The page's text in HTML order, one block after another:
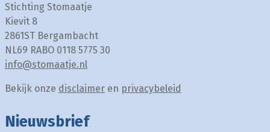
Stichting Stomaatje
Kievit 8
2861ST Bergambacht
NL69 RABO 0118 5775 30
info@stomaatje.nl
Bekijk onze disclaimer en privacybeleid
Nieuwsbrief